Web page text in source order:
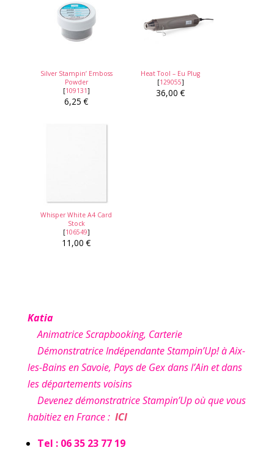
Silver Stampin’ Emboss
Powder
[109131]
6,25 €
Heat Tool – Eu Plug
[129055]
36,00 €
Whisper White A4 Card
Stock
[106549]
11,00 €
Katia
Animatrice Scrapbooking, Carterie
Démonstratrice Indépendante Stampin’Up! à Aix-
les-Bains en Savoie, Pays de Gex dans l’Ain et dans
les départements voisins
Devenez démonstratrice Stampin’Up où que vous
habitiez en France : ICI
Tel : 06 35 23 77 19